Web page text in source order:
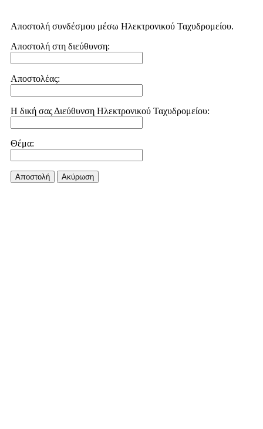
Αποστολή συνδέσμου μέσω Ηλεκτρονικού Ταχυδρομείου.
Αποστολή στη διεύθυνση:
Αποστολέας:
Η δική σας Διεύθυνση Ηλεκτρονικού Ταχυδρομείου:
Θέμα:
Αποστολή Aκύρωση